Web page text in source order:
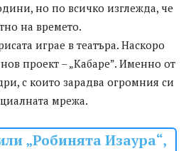
но по всичко изглежда, че
на времето.
играе в театъра. Наскоро
проект – „Кабаре”. Именно от
с които зарадва огромния си
мрежа.
„Робинята Изаура“,